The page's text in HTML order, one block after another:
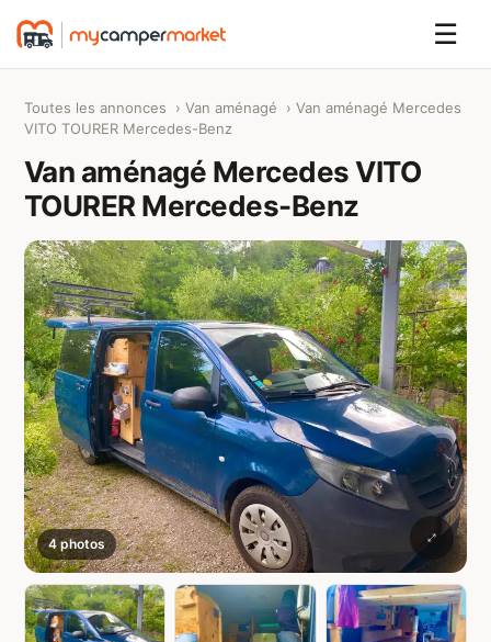
☰
Toutes les annonces › Van aménagé › Van aménagé Mercedes
VITO TOURER Mercedes-Benz
Van aménagé Mercedes VITO
TOURER Mercedes-Benz
4 photos